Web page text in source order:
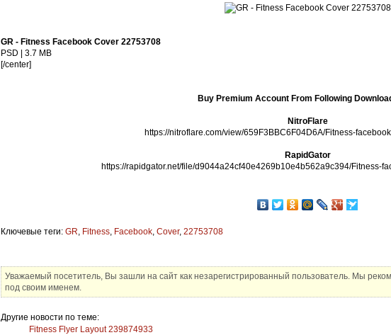
GR - Fitness Facebook Cover 22753708
PSD | 3.7 MB
[/center]
Buy Premium Account From Following
NitroFlare
https://nitroflare.com/view/659F3BBC6F04D6A/Fitness-
RapidGator
https://rapidgator.net/file/d9044a24cf40e4269b10e4b562a9c394/Fitness-
Ключевые теги: GR, Fitness, Facebook, Cover, 22753708
Уважаемый посетитель, Вы зашли на сайт как незарегистрированный пользователь. Мы
под своим именем.
Другие новости по теме:
Fitness Flyer Layout 239874933